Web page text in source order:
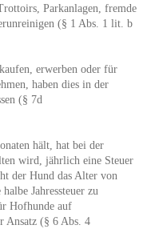
Parkanlagen, fremde
(§ 1 Abs. 1 lit. b
erwerben oder für
haben dies in der
(§ 7d
hält, hat bei der
wird, jährlich eine Steuer
der Hund das Alter von
Jahressteuer zu
Hofhunde auf
Ansatz (§ 6 Abs. 4